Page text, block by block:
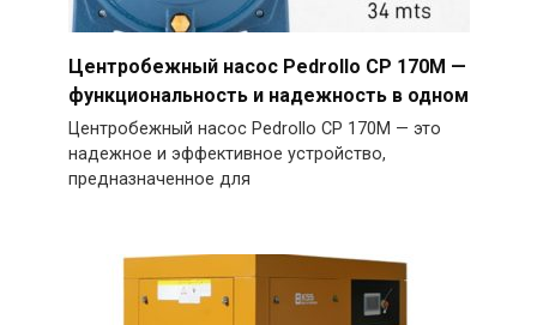
Центробежный насос Pedrollo CP 170M —
функциональность и надежность в одном
Центробежный насос Pedrollo CP 170M — это
надежное и эффективное устройство,
предназначенное для